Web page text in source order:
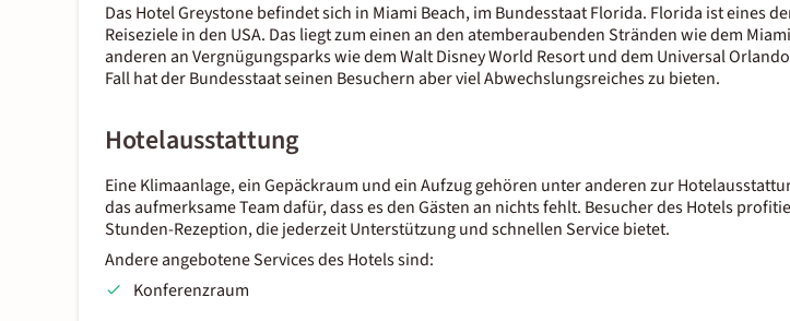
Das Hotel Greystone befindet sich in Miami Beach, im Bundesstaat Florida. Florida ist eines
Reiseziele in den USA. Das liegt zum einen an den atemberaubenden Stränden wie dem
anderen an Vergnügungsparks wie dem Walt Disney World Resort und dem Universal
Fall hat der Bundesstaat seinen Besuchern aber viel Abwechslungsreiches zu bieten.
Hotelausstattung
Eine Klimaanlage, ein Gepäckraum und ein Aufzug gehören unter anderen zur
das aufmerksame Team dafür, dass es den Gästen an nichts fehlt. Besucher des Hotels
Stunden-Rezeption, die jederzeit Unterstützung und schnellen Service bietet.
Andere angebotene Services des Hotels sind:
Konferenzraum